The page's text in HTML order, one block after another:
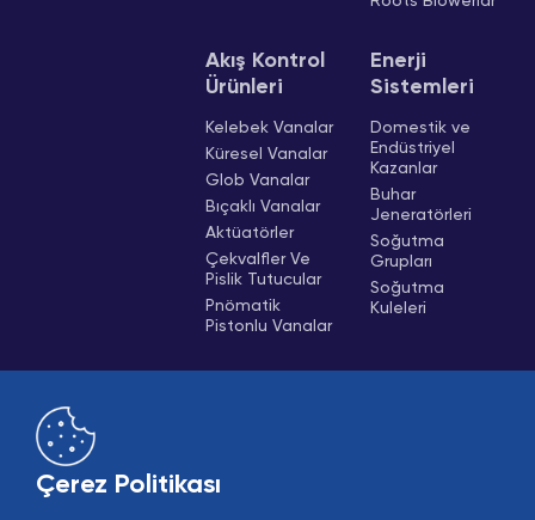
Akış Kontrol
Ürünleri
Kelebek Vanalar
Küresel Vanalar
Glob Vanalar
Bıçaklı Vanalar
Aktüatörler
Çekvalfler Ve
Pislik Tutucular
Pnömatik
Pistonlu Vanalar
Enerji
Sistemleri
Domestik ve
Endüstriyel
Kazanlar
Buhar
Jeneratörleri
Soğutma
Grupları
Soğutma
Kuleleri
Çerez Politikası